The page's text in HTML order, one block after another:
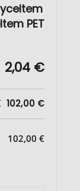
PET
2,04 €
102,00 €
102,00 €